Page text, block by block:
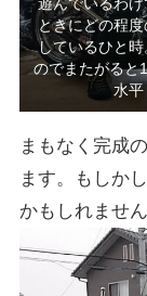
遊んでいるわ
ときにどの程
しているひと
のでまたがると
水平
まもなく完成
ます。もしか
かもしれませ